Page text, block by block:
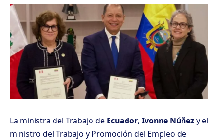
La ministra del Trabajo de Ecuador, Ivonne Núñezy el
ministro del Trabajo y Promoción del Empleo de